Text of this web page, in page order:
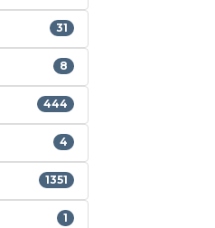
31
8
444
4
1351
1